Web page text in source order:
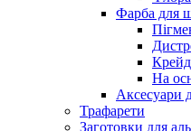
Фарба для
На
Аксесуари
Трафарети
Заготовки для